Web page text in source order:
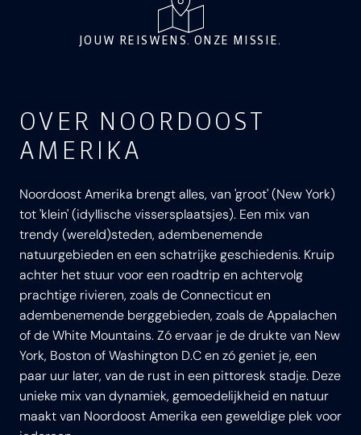
JOUW REISWENS. ONZE MISSIE.
OVER NOORDOOST
AMERIKA
Noordoost Amerika brengt alles, van 'groot' (New York)
tot 'klein' (idyllische vissersplaatsjes). Een mix van
trendy (wereld)steden, adembenemende
natuurgebieden en een schatrijke geschiedenis. Kruip
achter het stuur voor een roadtrip en achtervolg
prachtige rivieren, zoals de Connecticut en
adembenemende berggebieden, zoals de Appalachen
of de White Mountains. Zó ervaar je de drukte van New
York, Boston of Washington D.C en zó geniet je, een
paar uur later, van de rust in een pittoresk stadje. Deze
unieke mix van dynamiek, gemoedelijkheid en natuur
maakt van Noordoost Amerika een geweldige plek voor